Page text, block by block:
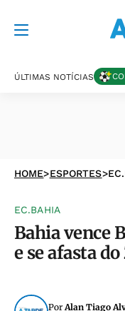
ÚLTIMAS NOTÍCIAS
HOME>ESPORTES>
EC.BAHIA
Bahia vence
e se afasta
PorAlan Tiago